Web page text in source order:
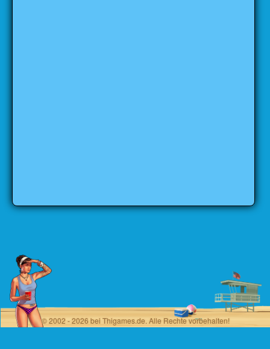
© 2002 - 2026 bei Thigames.de. Alle Rechte vorbehalten!